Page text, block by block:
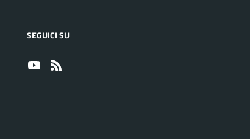
SEGUICI SU
Youtube